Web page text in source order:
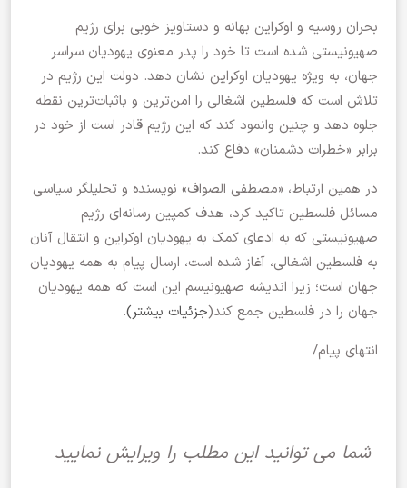
بحران روسیه و اوکراین بهانه و دستاویز خوبی برای رژیم
صهیونیستی شده است تا خود را پدر معنوی یهودیان سراسر
جهان، به ویژه یهودیان اوکراین نشان دهد. دولت این رژیم در
تلاش است که فلسطین اشغالی را امن‌ترین و باثبات‌ترین نقطه
جلوه دهد و چنین وانمود کند که این رژیم قادر است از خود در
برابر «خطرات دشمنان» دفاع کند.
در همین ارتباط، «مصطفی الصواف» نویسنده و تحلیلگر سیاسی
مسائل فلسطین تاکید کرد، هدف کمپین رسانه‌ای رژیم
صهیونیستی که به ادعای کمک به یهودیان اوکراین و انتقال آنان
به فلسطین اشغالی، آغاز شده است، ارسال پیام به همه یهودیان
جهان است؛ زیرا اندیشه صهیونیسم این است که همه یهودیان
جهان را در فلسطین جمع کند(جزئیات بیشتر).
انتهای پیام/
شما می توانید این مطلب را ویرایش نمایید